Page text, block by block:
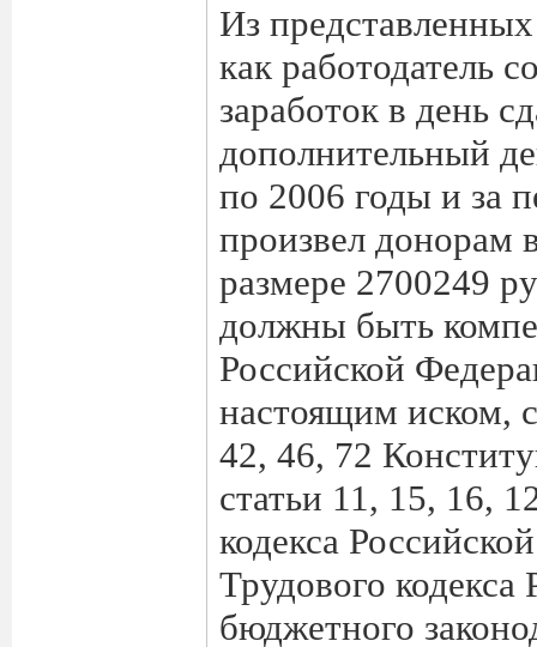
Из
как работодатель
заработок в день
дополнительный
по 2006 годы и за
произвел донорам
размере 2700249
должны быть
Российской
настоящим иском,
42, 46, 72
статьи 11, 15, 16,
кодекса
Трудового
бюджетного